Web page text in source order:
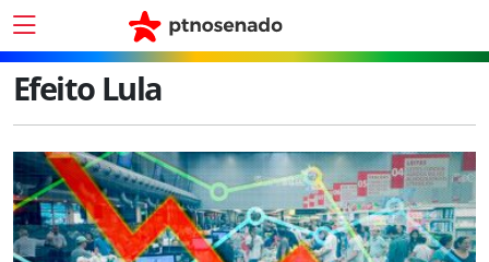
Efeito Lula